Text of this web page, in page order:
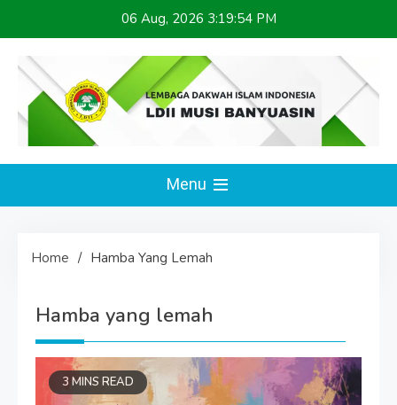
to
content
06 Aug, 2026 3:19:54 PM
LDII MUSI BANYUASIN
Menu
Home Hamba Yang Lemah
Hamba yang lemah
3 MINS READ